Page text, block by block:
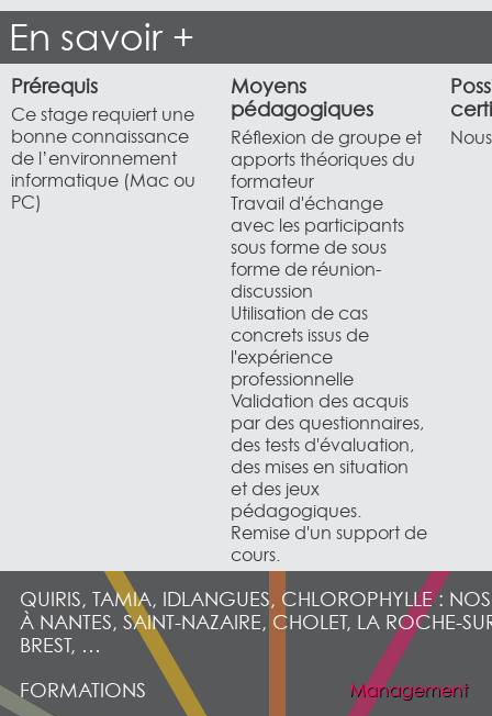
En savoir +
Prérequis
Ce stage requiert une
bonne connaissance
de l’environnement
informatique (Mac ou
PC)
Moyens
pédagogiques
Réflexion de groupe et
apports théoriques du
formateur
Travail d'échange
avec les participants
sous forme de sous
forme de réunion-
discussion
Utilisation de cas
concrets issus de
l'expérience
professionnelle
Validation des acquis
par des questionnaires,
des tests d'évaluation,
des mises en situation
et des jeux
pédagogiques.
Remise d'un support de
cours.
QUIRIS, TAMIA, IDLANGUES, CHLOROPHYLLE :
À NANTES, SAINT-NAZAIRE, CHOLET, LA ROCHE-
BREST, …
FORMATIONS
Management